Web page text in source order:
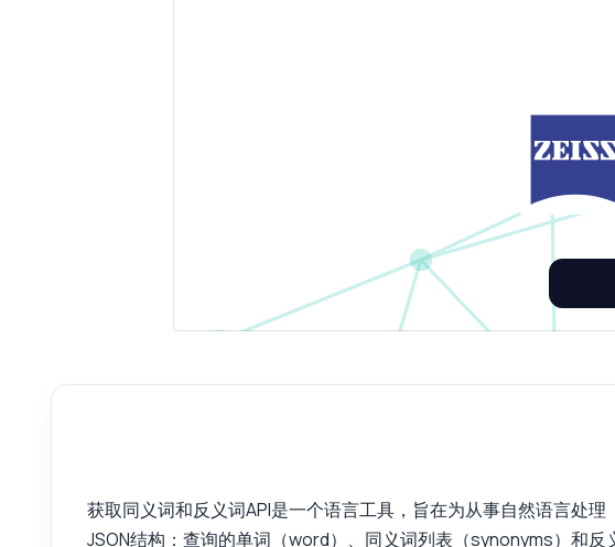
获取同义词和反义词API是一个语言工具，旨在为从事自然语言处
JSON结构：查询的单词（word）、同义词列表（synonyms）和